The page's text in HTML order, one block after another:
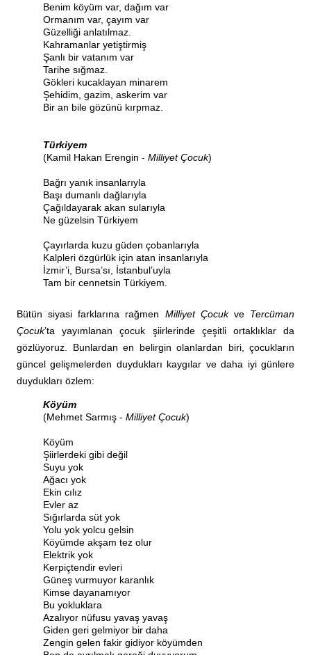
Benim köyüm var, dağım var
Ormanım var, çayım var
Güzelliği anlatılmaz.
Kahramanlar yetiştirmiş
Şanlı bir vatanım var
Tarihe sığmaz.
Gökleri kucaklayan minarem
Şehidim, gazim, askerim var
Bir an bile gözünü kırpmaz.
Türkiyem
(Kamil Hakan Erengin - Milliyet Çocuk)
Bağrı yanık insanlarıyla
Başı dumanlı dağlarıyla
Çağıldayarak akan sularıyla
Ne güzelsin Türkiyem
Çayırlarda kuzu güden çobanlarıyla
Kalpleri özgürlük için atan insanlarıyla
İzmir’i, Bursa’sı, İstanbul’uyla
Tam bir cennetsin Türkiyem.
Bütün siyasi farklarına rağmen Milliyet Çocukve Tercüman
Çocuk’ta yayımlanan çocuk şiirlerinde çeşitli ortaklıklar da
gözlüyoruz. Bunlardan en belirgin olanlardan biri, çocukların
güncel gelişmelerden duydukları kaygılar ve daha iyi günlere
duydukları özlem:
Köyüm
(Mehmet Sarmış - Milliyet Çocuk)
Köyüm
Şiirlerdeki gibi değil
Suyu yok
Ağacı yok
Ekin cılız
Evler az
Sığırlarda süt yok
Yolu yok yolcu gelsin
Köyümde akşam tez olur
Elektrik yok
Kerpiçtendir evleri
Güneş vurmuyor karanlık
Kimse dayanamıyor
Bu yokluklara
Azalıyor nüfusu yavaş yavaş
Giden geri gelmiyor bir daha
Zengin gelen fakir gidiyor köyümden